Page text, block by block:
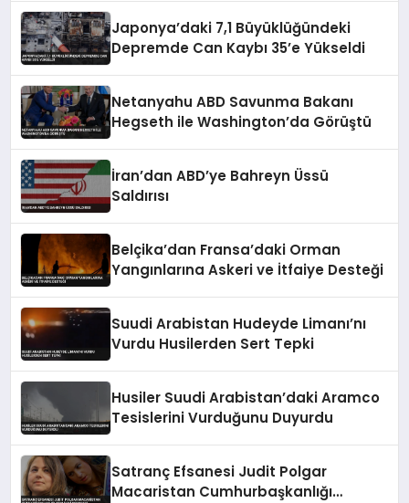
Japonya’daki 7,1 Büyüklüğündeki
Depremde Can Kaybı 35’e Yükseldi
Netanyahu ABD Savunma Bakanı
Hegseth ile Washington’da Görüştü
İran’dan ABD’ye Bahreyn Üssü
Saldırısı
Belçika’dan Fransa’daki Orman
Yangınlarına Askeri ve İtfaiye Desteği
Suudi Arabistan Hudeyde Limanı’nı
Vurdu Husilerden Sert Tepki
Husiler Suudi Arabistan’daki Aramco
Tesislerini Vurduğunu Duyurdu
Satranç Efsanesi Judit Polgar
Macaristan Cumhurbaşkanlığı